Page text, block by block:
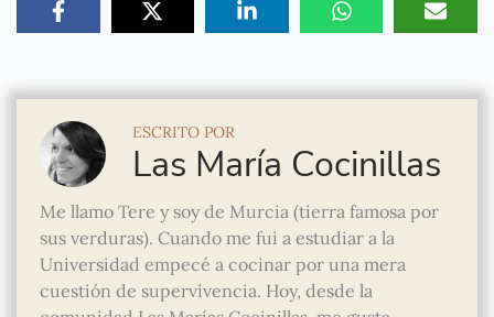
ESCRITO POR
Las María Cocinillas
Me llamo Tere y soy de Murcia (tierra famosa por
sus verduras). Cuando me fui a estudiar a la
Universidad empecé a cocinar por una mera
cuestión de supervivencia. Hoy, desde la